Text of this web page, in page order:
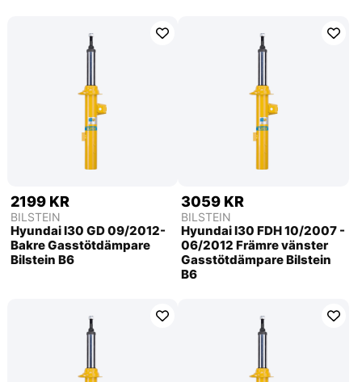
2199 KR
BILSTEIN
Hyundai I30 GD 09/2012-
Bakre Gasstötdämpare
Bilstein B6
3059 KR
BILSTEIN
Hyundai I30 FDH 10/2007 -
06/2012 Främre vänster
Gasstötdämpare Bilstein
B6